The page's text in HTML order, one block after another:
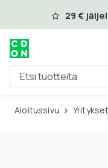
Ohita ja siirry
29 €
Etsi tuotteita
Aloitussivu